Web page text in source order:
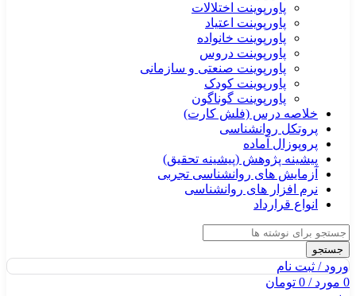
پاورپوینت اختلالات
پاورپوینت اعتیاد
پاورپوینت خانواده
پاورپوینت دروس
پاورپوینت صنعتی و سازمانی
پاورپوینت کودک
پاورپوینت گوناگون
خلاصه درس (فلش کارت)
پروتکل روانشناسی
پروپوزال آماده
پیشینه پژوهش (پیشینه تحقیق)
آزمایش های روانشناسی تجربی
نرم افزار های روانشناسی
انواع قرارداد
جستجو
ورود / ثبت نام
0 مورد/
0 تومان